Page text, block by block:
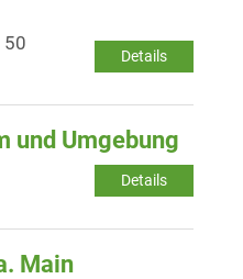
Details
50
und Umgebung
Details
Main